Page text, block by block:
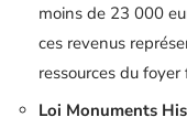
moins de 23 000
ces revenus
ressources du foyer
Loi Monuments